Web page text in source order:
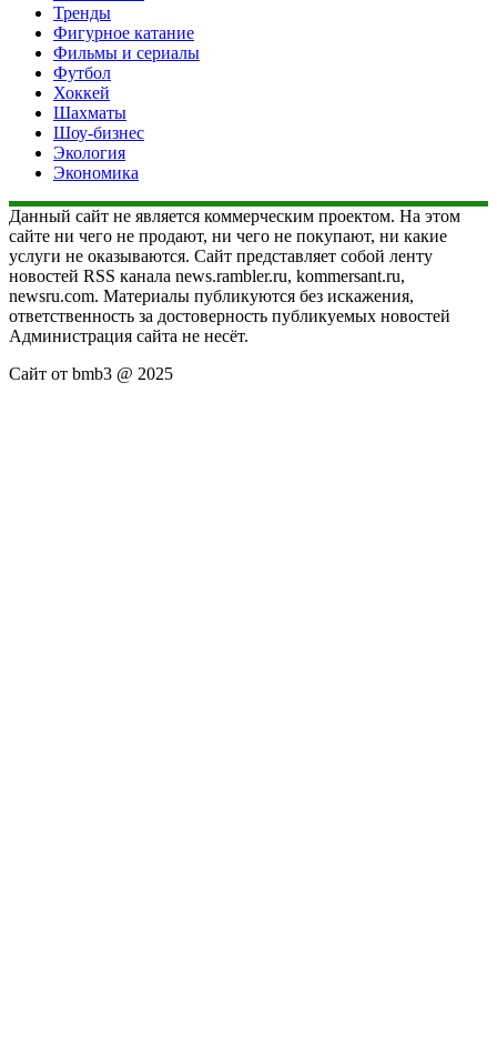
Тренды
Фигурное катание
Фильмы и сериалы
Футбол
Хоккей
Шахматы
Шоу-бизнес
Экология
Экономика
Данный сайт не является коммерческим проектом. На этом
сайте ни чего не продают, ни чего не покупают, ни какие
услуги не оказываются. Сайт представляет собой ленту
новостей RSS канала news.rambler.ru, kommersant.ru,
newsru.com. Материалы публикуются без искажения,
ответственность за достоверность публикуемых новостей
Администрация сайта не несёт.
Сайт от bmb3 @ 2025